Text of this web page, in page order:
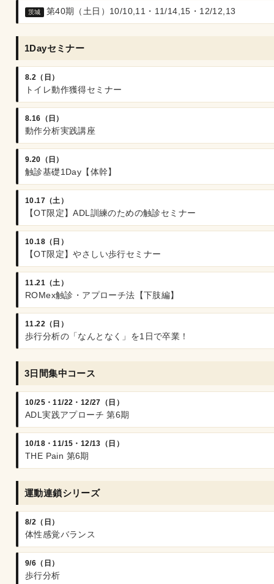
茨城 第40期（土日）10/10,11・11/14,15・12/12,13
1Dayセミナー
8.2（日）
トイレ動作獲得セミナー
8.16（日）
動作分析実践講座
9.20（日）
触診基礎1Day【体幹】
10.17（土）
【OT限定】ADL訓練のための触診セミナー
10.18（日）
【OT限定】やさしい歩行セミナー
11.21（土）
ROMex触診・アプローチ法【下肢編】
11.22（日）
歩行分析の「なんとなく」を1日で卒業！
3日間集中コース
10/25・11/22・12/27（日）
ADL実践アプローチ 第6期
10/18・11/15・12/13（日）
THE Pain 第6期
運動連鎖シリーズ
8/2（日）
体性感覚バランス
9/6（日）
歩行分析